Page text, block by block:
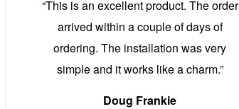
“This is an excellent product. The order
arrived within a couple of days of
ordering. The installation was very
simple and it works like a charm.”
Doug Frankie